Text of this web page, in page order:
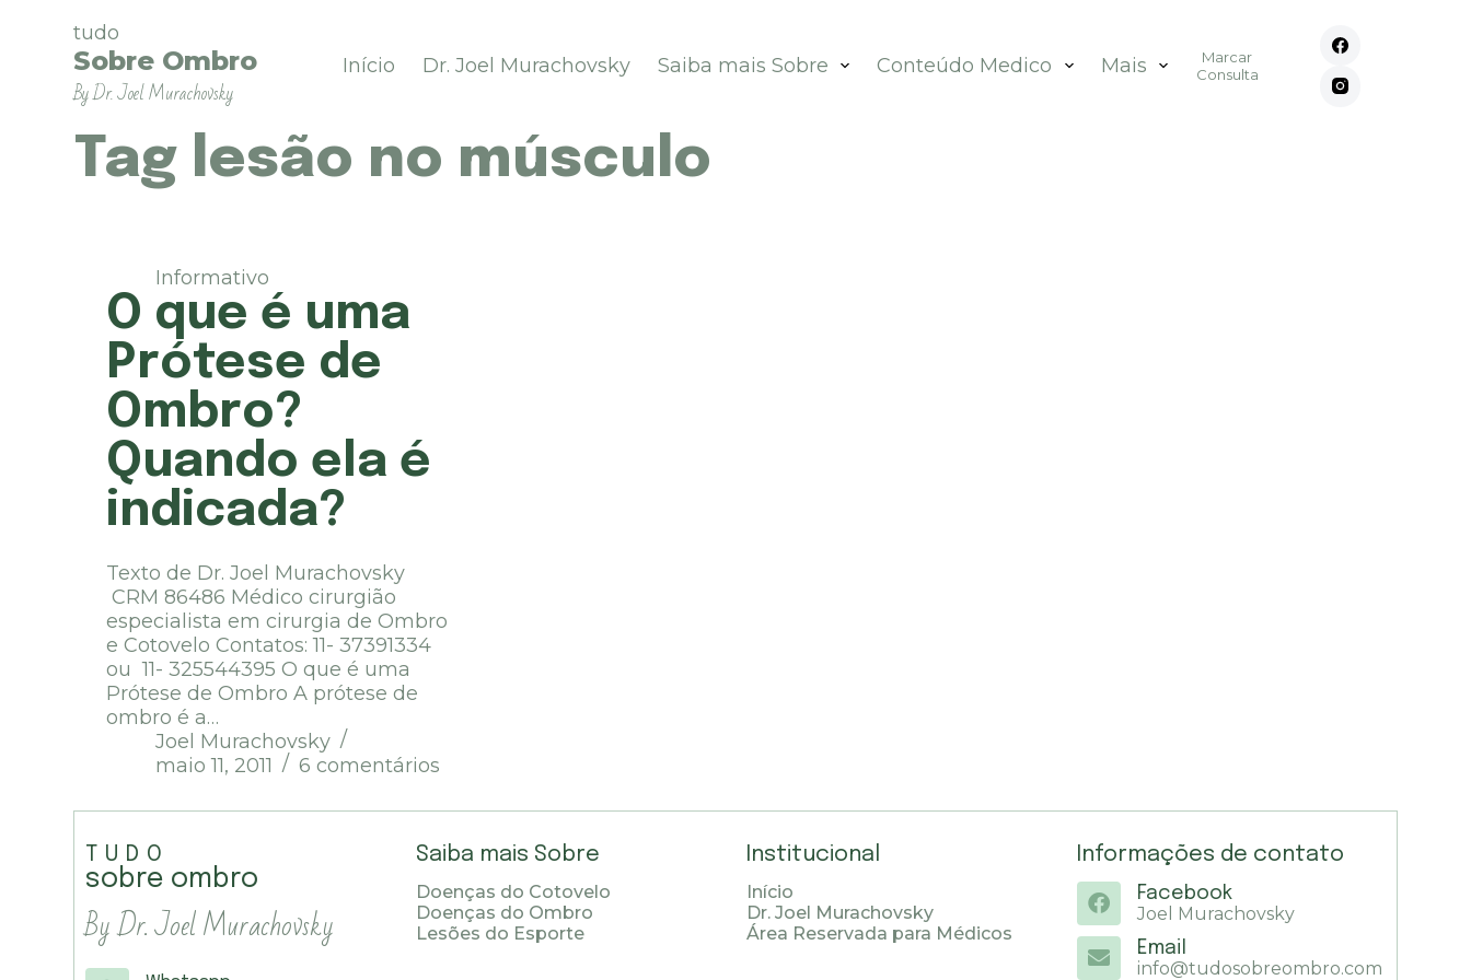
tudo
Sobre Ombro
By Dr. Joel Murachovsky
Início Dr. Joel Murachovsky Saiba mais Sobre Conteúdo Medico Mais
Marcar
Consulta
Tag lesão no músculo
Informativo
O que é uma
Prótese de
Ombro?
Quando ela é
indicada?
Texto de Dr. Joel Murachovsky
CRM 86486 Médico cirurgião
especialista em cirurgia de Ombro
e Cotovelo Contatos: 11- 37391334
ou 11- 325544395 O que é uma
Prótese de Ombro A prótese de
ombro é a…
Joel Murachovsky
maio 11, 2011
6 comentários
TUDO
sobre ombro
By Dr. Joel Murachovsky
Saiba mais Sobre
Doenças do Cotovelo
Doenças do Ombro
Lesões do Esporte
Institucional
Início
Dr. Joel Murachovsky
Área Reservada para Médicos
Informações de contato
Facebook
Joel Murachovsky
Email
info@tudosobreombro.com